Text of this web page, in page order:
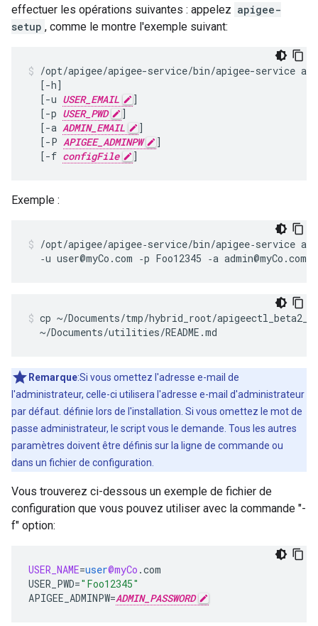
effectuer les opérations suivantes : appelez apigee-
setup , comme le montre l'exemple suivant:
/opt/apigee/apigee-service/bin/apigee-service
  [-h]
  [-u
USER_EMAIL
]
  [-p
USER_PWD
]
  [-a
ADMIN_EMAIL
]
  [-P
APIGEE_ADMINPW
]
  [-f
configFile ]
Exemple :
/opt/apigee/apigee‑service/bin/apigee‑service
‑u user@myCo.com ‑p Foo12345 ‑a admin@myCo.com
cp ~/Documents/tmp/hybrid_root/
  ~/Documents/utilities/README.md
Remarque:Si vous omettez l'adresse e-mail de
l'administrateur, celle-ci utilisera l'adresse e-mail d'administrateur
par défaut. définie lors de l'installation. Si vous omettez le mot de
passe administrateur, le script vous le demande. Tous les autres
paramètres doivent être définis sur la ligne de commande ou
dans un fichier de configuration.
Vous trouverez ci-dessous un exemple de fichier de
configuration que vous pouvez utiliser avec la commande "-
f" option:
USER_NAME=user@myCo .com
USER_PWD="Foo12345"
APIGEE_ADMINPW=ADMIN_PASSWORD